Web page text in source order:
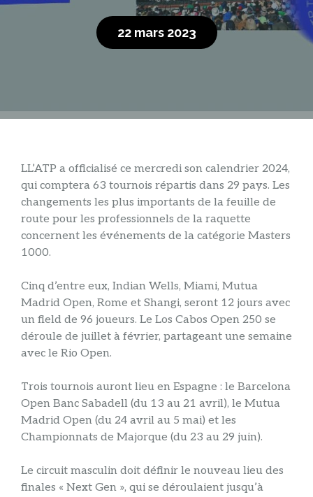
22 mars 2023
LL’ATP a officialisé ce mercredi son calendrier 2024,
qui comptera 63 tournois répartis dans 29 pays. Les
changements les plus importants de la feuille de
route pour les professionnels de la raquette
concernent les événements de la catégorie Masters
1000.
Cinq d’entre eux, Indian Wells, Miami, Mutua
Madrid Open, Rome et Shangi, seront 12 jours avec
un field de 96 joueurs. Le Los Cabos Open 250 se
déroule de juillet à février, partageant une semaine
avec le Rio Open.
Trois tournois auront lieu en Espagne : le Barcelona
Open Banc Sabadell (du 13 au 21 avril), le Mutua
Madrid Open (du 24 avril au 5 mai) et les
Championnats de Majorque (du 23 au 29 juin).
Le circuit masculin doit définir le nouveau lieu des
finales « Next Gen », qui se déroulaient jusqu’à